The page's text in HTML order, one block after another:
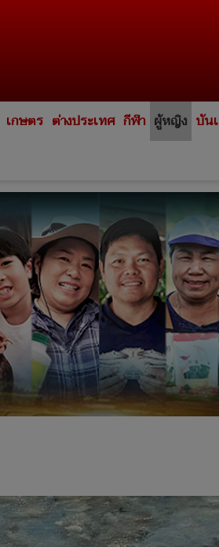
เกษตร ต่างประเทศ กีฬา ผู้หญิง บัน